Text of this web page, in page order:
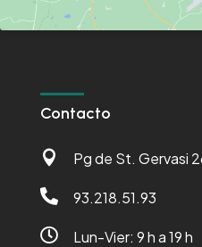
Contacto

Pg de St. Gervasi

93.218.51.93

Lun-Vier: 9 h a 19 h